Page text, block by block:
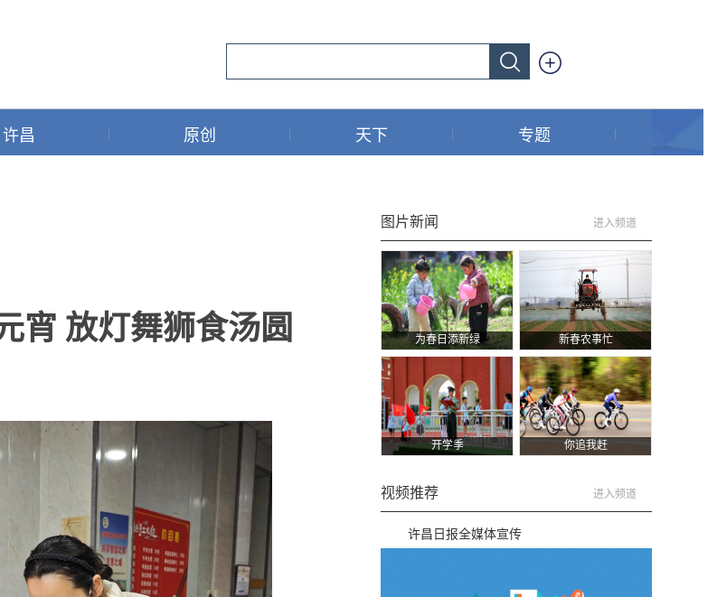
许昌 原创 天下 专题
宵 放灯舞狮食汤圆
图片新闻 进入频道
为春日添新绿 新春农事忙
开学季 你追我赶
视频推荐 进入频道
许昌日报全媒体宣传